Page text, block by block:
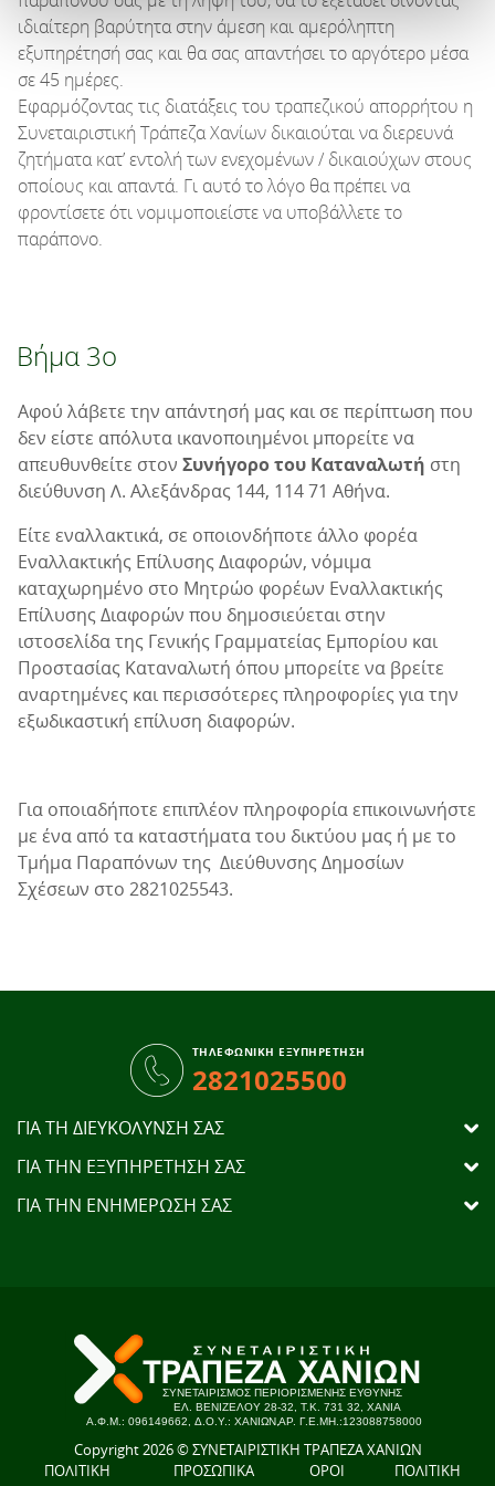
ιδιαίτερη βαρύτητα στην άμεση και αμερόληπτη
εξυπηρέτησή σας και θα σας απαντήσει το αργότερο μέσα
σε 45 ημέρες.
Εφαρμόζοντας τις διατάξεις του τραπεζικού απορρήτου η
Συνεταιριστική Τράπεζα Χανίων δικαιούται να διερευνά
ζητήματα κατ’ εντολή των ενεχομένων / δικαιούχων στους
οποίους και απαντά. Γι αυτό το λόγο θα πρέπει να
φροντίσετε ότι νομιμοποιείστε να υποβάλλετε το
παράπονο.
Βήμα 3ο
Αφού λάβετε την απάντησή μας και σε περίπτωση που
δεν είστε απόλυτα ικανοποιημένοι μπορείτε να
απευθυνθείτε στον Συνήγορο του Καταναλωτή στη
διεύθυνση Λ. Αλεξάνδρας 144, 114 71 Αθήνα.
Είτε εναλλακτικά, σε οποιονδήποτε άλλο φορέα
Εναλλακτικής Επίλυσης Διαφορών, νόμιμα
καταχωρημένο στο Μητρώο φορέων Εναλλακτικής
Επίλυσης Διαφορών που δημοσιεύεται στην
ιστοσελίδα της Γενικής Γραμματείας Εμπορίου και
Προστασίας Καταναλωτή όπου μπορείτε να βρείτε
αναρτημένες και περισσότερες πληροφορίες για την
εξωδικαστική επίλυση διαφορών.
Για οποιαδήποτε επιπλέον πληροφορία επικοινωνήστε
με ένα από τα καταστήματα του δικτύου μας ή με τo
Τμήμα Παραπόνων της Διεύθυνσης Δημοσίων
Σχέσεων στο 2821025543.
ΤΗΛΕΦΩΝΙΚΗ ΕΞΥΠΗΡΕΤΗΣΗ
2821025500
ΓΙΑ ΤΗ ΔΙΕΥΚΟΛΥΝΣΗ ΣΑΣ
ΓΙΑ ΤΗΝ ΕΞΥΠΗΡΕΤΗΣΗ ΣΑΣ
ΓΙΑ ΤΗΝ ΕΝΗΜΕΡΩΣΗ ΣΑΣ
Copyright 2026 © ΣΥΝΕΤΑΙΡΙΣΤΙΚΗ ΤΡΑΠΕΖΑ ΧΑΝΙΩΝ
ΠΟΛΙΤΙΚΗ
ΠΡΟΣΩΠΙΚΑ
ΟΡΟΙ
ΠΟΛΙΤΙΚΗ